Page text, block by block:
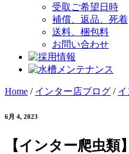
受取ご希望日時
補償、返品、死着
送料、梱包料
お問い合わせ
Home / インター店ブログ /
6月 4, 2023
【インター爬虫